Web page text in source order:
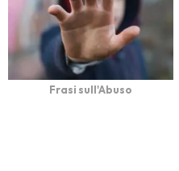
Frasi sull'Abuso